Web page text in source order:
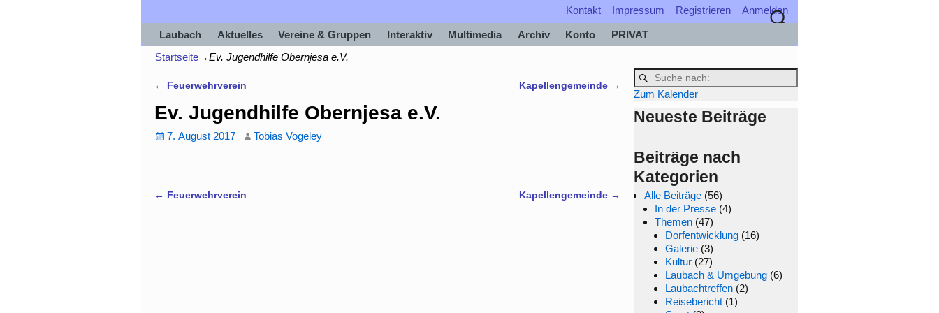
Kontakt Impressum Registrieren Anmelden
Laubach Aktuelles Vereine & Gruppen Interaktiv Multimedia Archiv Konto
PRIVAT
Startseite→Ev. Jugendhilfe Obernjesa e.V.
← Feuerwehrverein Kapellengemeinde →
Ev. Jugendhilfe Obernjesa e.V.
7. August 2017 Tobias Vogeley
← Feuerwehrverein Kapellengemeinde →
Zum Kalender
Neueste Beiträge
Beiträge nach
Kategorien
Alle Beiträge (56)
In der Presse (4)
Themen (47)
Dorfentwicklung (16)
Galerie (3)
Kultur (27)
Laubach & Umgebung (6)
Laubachtreffen (2)
Reisebericht (1)